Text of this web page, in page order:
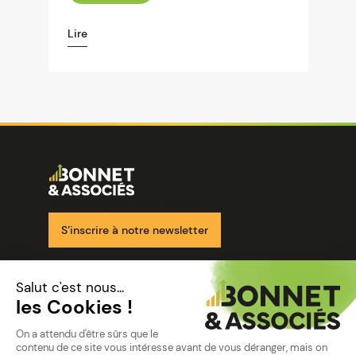
Lire
Image
S’inscrire à notre newsletter
Nos solutions
Nos cabinets
Mon espace client